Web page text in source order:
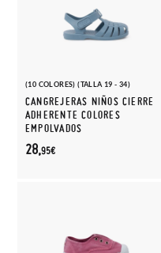
(10 COLORES) (TALLA 19 - 34)
CANGREJERAS NIÑOS CIERRE
ADHERENTE COLORES
EMPOLVADOS
28,95€